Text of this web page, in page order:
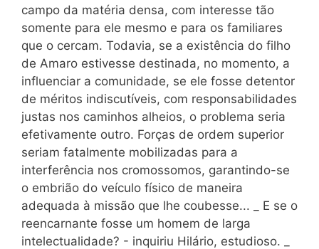
campo da matéria densa, com interesse tão
somente para ele mesmo e para os familiares
que o cercam. Todavia, se a existência do filho
de Amaro estivesse destinada, no momento, a
influenciar a comunidade, se ele fosse detentor
de méritos indiscutíveis, com responsabilidades
justas nos caminhos alheios, o problema seria
efetivamente outro. Forças de ordem superior
seriam fatalmente mobilizadas para a
interferência nos cromossomos, garantindo-se
o embrião do veículo físico de maneira
adequada à missão que lhe coubesse... _ E se o
reencarnante fosse um homem de larga
intelectualidade? - inquiriu Hilário, estudioso. _